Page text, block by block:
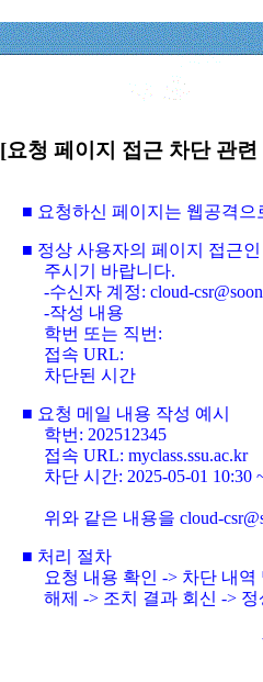
[요청 페이지 접근 차단 관
■ 요청하신 페이지는 웹공격
■ 정상 사용자의 페이지 접근
주시기 바랍니다.
-수신자 계정: cloud-
-작성 내용
학번 또는 직번:
접속 URL:
차단된 시간
■ 요청 메일 내용 작성 예시
학번: 202512345
접속 URL: myclass.ssu.ac.kr
차단 시간: 2025-05-01 10:30
위와 같은 내용을 cloud-
■ 처리 절차
요청 내용 확인 -> 차단 내
해제 -> 조치 결과 회신 ->